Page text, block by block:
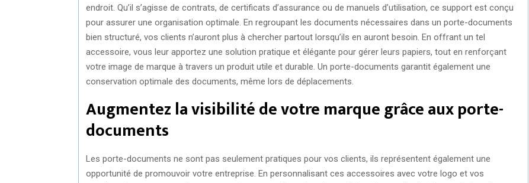
endroit. Qu’il s’agisse de contrats, de certificats d’assurance ou de manuels d’utilisation, ce support est conçu
pour assurer une organisation optimale. En regroupant les documents nécessaires dans un porte-documents
bien structuré, vos clients n’auront plus à chercher partout lorsqu’ils en auront besoin. En offrant un tel
accessoire, vous leur apportez une solution pratique et élégante pour gérer leurs papiers, tout en renforçant
votre image de marque à travers un produit utile et durable. Un porte-documents garantit également une
conservation optimale des documents, même lors de déplacements.
Augmentez la visibilité de votre marque grâce aux porte-
documents
Les porte-documents ne sont pas seulement pratiques pour vos clients, ils représentent également une
opportunité de promouvoir votre entreprise. En personnalisant ces accessoires avec votre logo et vos